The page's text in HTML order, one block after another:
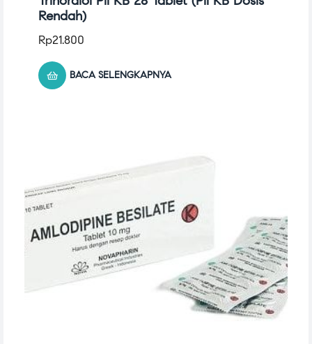
Rendah)
Rp21.800
BACA SELENGKAPNYA